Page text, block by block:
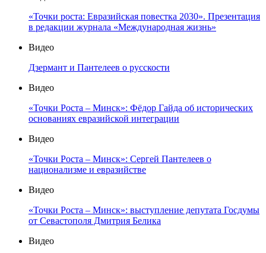
«Точки роста: Евразийская повестка 2030». Презентация
в редакции журнала «Международная жизнь»
Видео
Дзермант и Пантелеев о русскости
Видео
«Точки Роста – Минск»: Фёдор Гайда об исторических
основаниях евразийской интеграции
Видео
«Точки Роста – Минск»: Сергей Пантелеев о
национализме и евразийстве
Видео
«Точки Роста – Минск»: выступление депутата Госдумы
от Севастополя Дмитрия Белика
Видео